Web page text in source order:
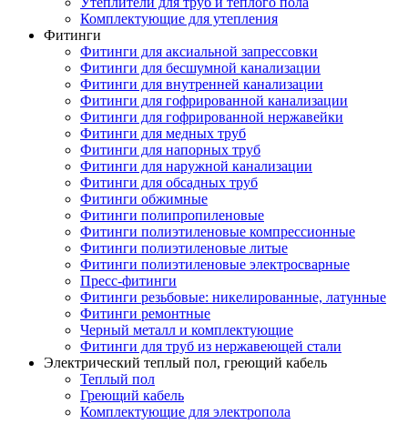
Комплектующие для утепления
Фитинги
Фитинги для аксиальной запрессовки
Фитинги для бесшумной канализации
Фитинги для внутренней канализации
Фитинги для гофрированной канализации
Фитинги для гофрированной нержавейки
Фитинги для медных труб
Фитинги для напорных труб
Фитинги для наружной канализации
Фитинги для обсадных труб
Фитинги обжимные
Фитинги полипропиленовые
Фитинги полиэтиленовые компрессионные
Фитинги полиэтиленовые литые
Фитинги полиэтиленовые электросварные
Пресс-фитинги
Фитинги резьбовые: никелированные, латунные
Фитинги ремонтные
Черный металл и комплектующие
Фитинги для труб из нержавеющей стали
Электрический теплый пол, греющий кабель
Теплый пол
Греющий кабель
Комплектующие для электропола